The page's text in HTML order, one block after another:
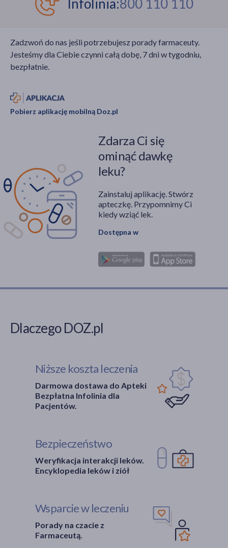
imbir? Jak go
stosowanie imbiru?
właściwości
Infolinia:800 110 110
Zadzwoń do nas jeśli potrzebujesz porady farmaceuty.
Jesteśmy dla Ciebie czynni całą dobę, 7 dni w tygodniu,
bezpłatnie.
Pobierz aplikację mobilną Doz.pl
Zdarza Ci się
ominąć dawkę
leku?
Zainstaluj aplikację. Stwórz
apteczkę. Przypomnimy Ci
kiedy wziąć lek.
Dostępna w
Dlaczego DOZ.pl
Niższe koszta leczenia
Darmowa dostawa do Apteki
Bezpłatna Infolinia dla
Pacjentów.
Bezpieczeństwo
Weryfikacja interakcji leków.
Encyklopedia leków i ziół
Wsparcie w leczeniu
Porady na czacie z
Farmaceutą.